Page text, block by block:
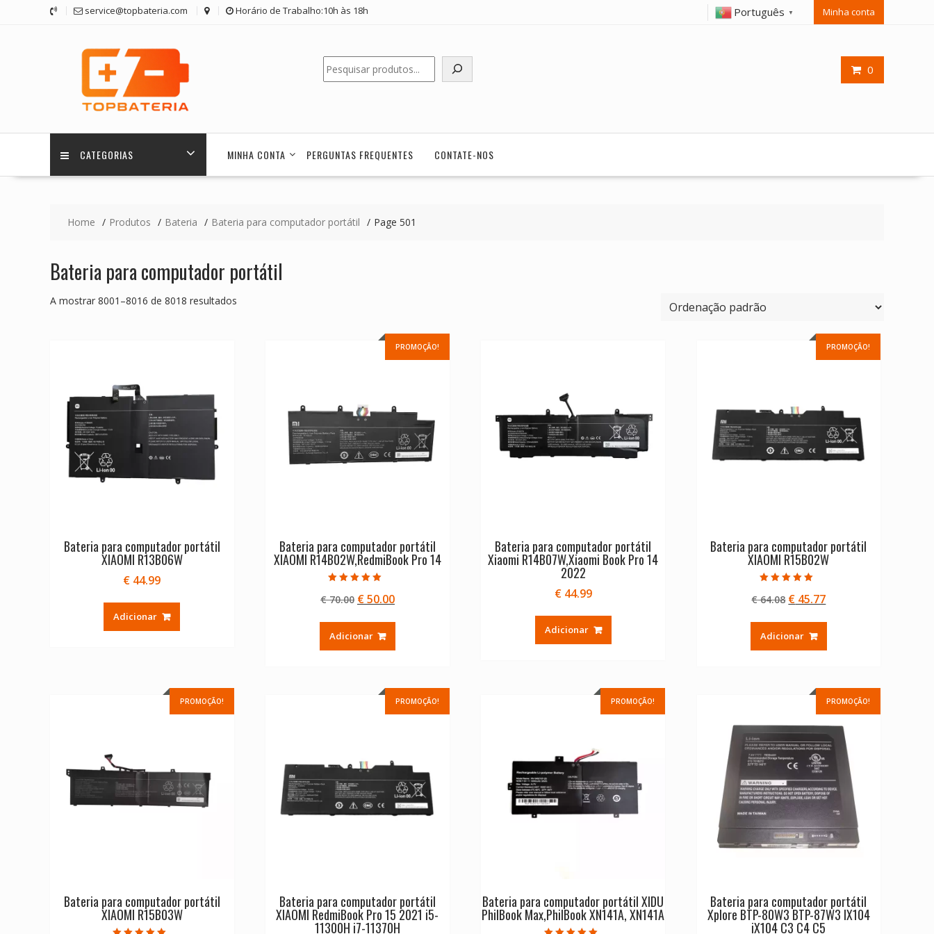
service@topbateria.com Horário de Trabalho:10h às 18h Português ▼ Minha conta
0
Pesquisar
CATEGORIAS MINHA CONTA PERGUNTAS FREQUENTES CONTATE-NOS
Home Produtos Bateria Bateria para computador portátil Page 501
Bateria para computador portátil
A mostrar 8001–8016 de 8018 resultados
Bateria para computador portátil
XIAOMI R13B06W
€ 44.99
Adicionar
PROMOÇÃO!
Bateria para computador portátil
XIAOMI R14B02W,RedmiBook Pro 14
5.00
de 5
€70.00 O
original
era:
€50.00O
Adicionar
Bateria para computador portátil
Xiaomi R14B07W,Xiaomi Book Pro 14
2022
€44.99
Adicionar
PROMOÇÃO!
Bateria para computador portátil
XIAOMI R15B02W
5.00
de 5
€64.08 O
original
era:
€ 45.77O
Adicionar
PROMOÇÃO!
Bateria para computador portátil
XIAOMI R15B03W
PROMOÇÃO!
Bateria para computador portátil
XIAOMI RedmiBook Pro 15 2021 i5-
11300H i7-11370H
PROMOÇÃO!
Bateria para computador portátil XIDU
PhilBook Max,PhilBook XN141A, XN141A
PROMOÇÃO!
Bateria para computador portátil
Xplore BTP-80W3 BTP-87W3 IX104
iX104 C3 C4 C5